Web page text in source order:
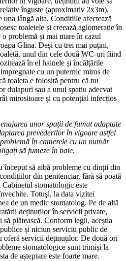
înguste (aproximativ 2x3m),
una lângă alta. Condițiile afectează
toaletele și creează aglomerație în
o problemă și mai mare în cazul
Glina. Deși cu trei mai puțini,
unul din cele două WC-uri fiind
în el hainele și încălțările
cu un puternic miros de
toaleta e folosită pentru că nu
dulapuri sau a unui spațiu adecvat
mirositoare și cu potențial infecțios
unor spații de fumat adaptate
prevederilor în vigoare astfel
în camerele cu un număr
să fumeze în baie.
început să aibă probleme cu dinții din
din penitenciar, fără să poată
stomatologic este
Totuşi, la data vizitei
de un medic stomatolog. Pe de altă
deținuților în servicii private,
să plătească. Conform legii, aceștia
și niciun serviciu public de
oferă servicii deținuților. De două ori
stomatologice sunt trimiși la
de așteptare este foarte mare.